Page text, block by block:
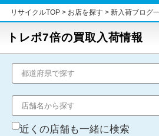
リサイクルTOP> お店を探す> 新入荷ブログ
トレポ7倍の買取入荷情報
近くの店舗も一緒に検索